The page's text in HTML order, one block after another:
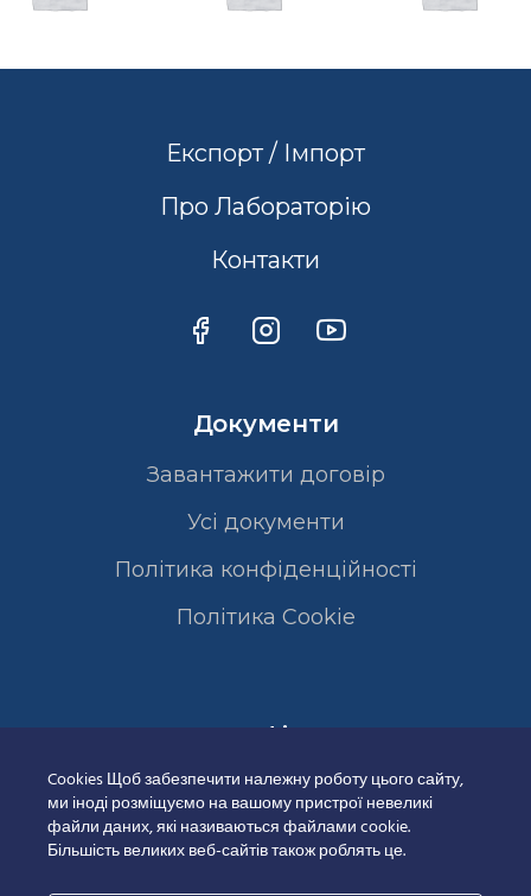
Експорт / Імпорт
Про Лабораторію
Контакти
Документи
Завантажити договір
Усі документи
Політика конфіденційності
Полiтика Cookie
Сертифікати
Cookies Щоб забезпечити належну роботу цього сайту,
ми іноді розміщуємо на вашому пристрої невеликі
файли даних, які називаються файлами cookie.
Більшість великих веб-сайтів також роблять це.